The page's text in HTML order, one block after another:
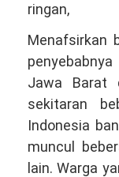
ringan,
Menafsirkan
Jawa Barat
sekitaran
Indonesia
muncul
lain. Warga